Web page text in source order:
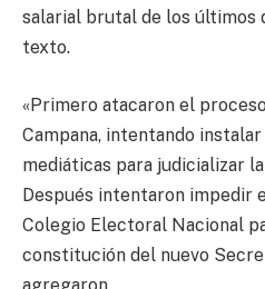
salarial brutal de los últimos
texto.
«Primero atacaron el
Campana, intentando
mediáticas para judicializar
Después intentaron impedir
Colegio Electoral Nacional
constitución del nuevo
agregaron.